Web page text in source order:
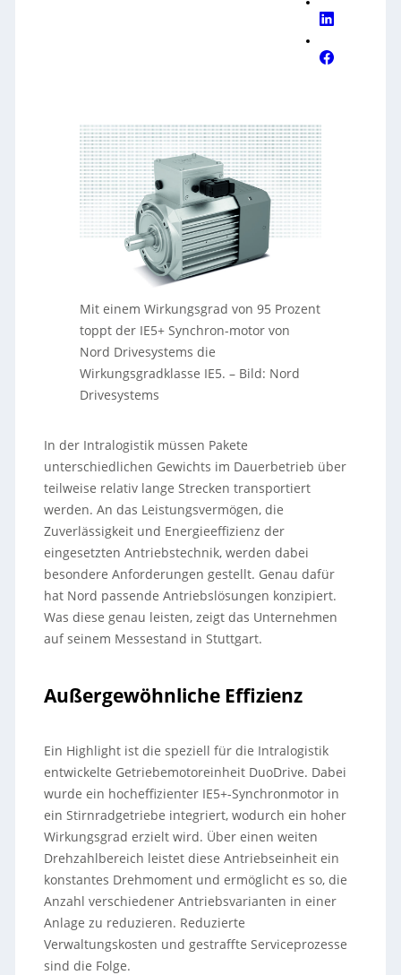
Mit einem Wirkungsgrad von 95 Prozent
toppt der IE5+ Synchron-motor von
Nord Drivesystems die
Wirkungsgradklasse IE5. – Bild: Nord
Drivesystems
In der Intralogistik müssen Pakete
unterschiedlichen Gewichts im Dauerbetrieb über
teilweise relativ lange Strecken transportiert
werden. An das Leistungsvermögen, die
Zuverlässigkeit und Energieeffizienz der
eingesetzten Antriebstechnik, werden dabei
besondere Anforderungen gestellt. Genau dafür
hat Nord passende Antriebslösungen konzipiert.
Was diese genau leisten, zeigt das Unternehmen
auf seinem Messestand in Stuttgart.
Außergewöhnliche Effizienz
Ein Highlight ist die speziell für die Intralogistik
entwickelte Getriebemotoreinheit DuoDrive. Dabei
wurde ein hocheffizienter IE5+-Synchronmotor in
ein Stirnradgetriebe integriert, wodurch ein hoher
Wirkungsgrad erzielt wird. Über einen weiten
Drehzahlbereich leistet diese Antriebseinheit ein
konstantes Drehmoment und ermöglicht es so, die
Anzahl verschiedener Antriebsvarianten in einer
Anlage zu reduzieren. Reduzierte
Verwaltungskosten und gestraffte Serviceprozesse
sind die Folge.